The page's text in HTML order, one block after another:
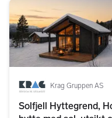
Krag Gruppen AS
Solfjell Hyttegrend,